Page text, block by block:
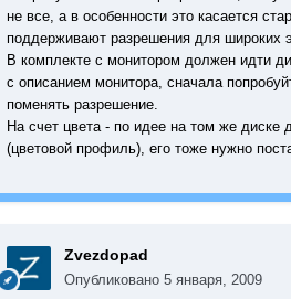
не все, а в особенности это касается
поддерживают разрешения для широких
В комплекте с монитором должен идти
с описанием монитора, сначала
поменять разрешение.
На счет цвета - по идее на том же
(цветовой профиль), его тоже нужно
Zvezdopad
Опубликовано 5 января, 2009